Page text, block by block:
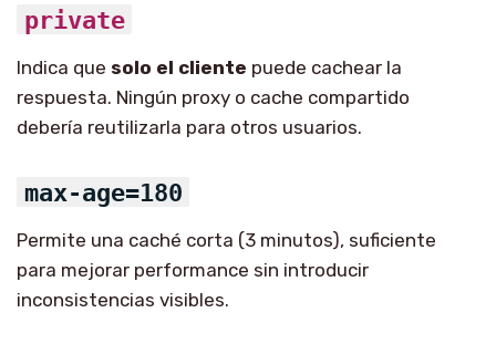
private
Indica que solo el cliente puede cachear la
respuesta. Ningún proxy o cache compartido
debería reutilizarla para otros usuarios.
max-age=180
Permite una caché corta (3 minutos), suficiente
para mejorar performance sin introducir
inconsistencias visibles.